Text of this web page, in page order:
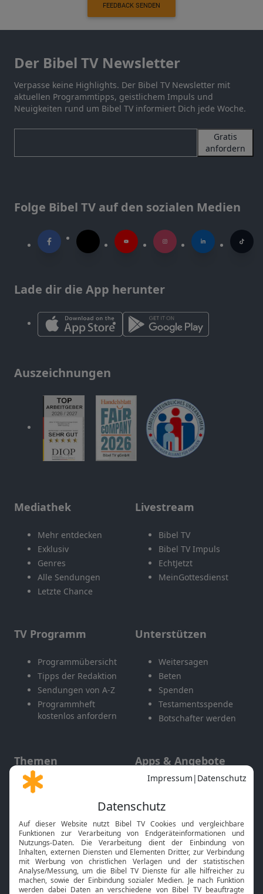
FEEDBACK SENDEN
Der Bibel TV Newsletter
Verpasse keine Highlights. Der Bibel TV Newsletter mit
aktuellen Programmtipps, geistlichem Impuls und
Neuigkeiten rund um Bibel TV informiert Dich jede Woche.
Gratis
anfordern
Folge Bibel TV auf den sozialen Medien
Lade dir die App herunter
Auszeichnungen
Mediathek
Mehr entdecken
Exklusiv
Genres
Alle Sendungen
Letzte Chance
Livestream
Bibel TV
Bibel TV Impuls
EchtJetzt
MeinGottesdienst
TV Programm
Programmübersicht
Tipps der Redaktion
Sendungen von A-Z
Programmheft
kostenlos anfordern
Unterstützen
Weitersagen
Beten
Spenden
Testamentsspende
Botschafter werden
Themen
Gott und Bibel erklärt
Neuigkeiten
Apps & Angebote
Mobile App
Smart TV
HbbTV
Bibelthek Online-Bibel
Nächster Gottesdienst